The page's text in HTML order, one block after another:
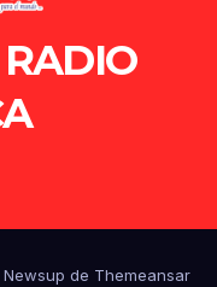
Newsup de Themeansar